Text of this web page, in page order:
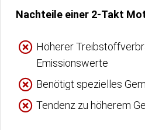
Nachteile einer 2-Takt
Höherer
Emissionswerte
Benötigt spezielles
Tendenz zu höherem